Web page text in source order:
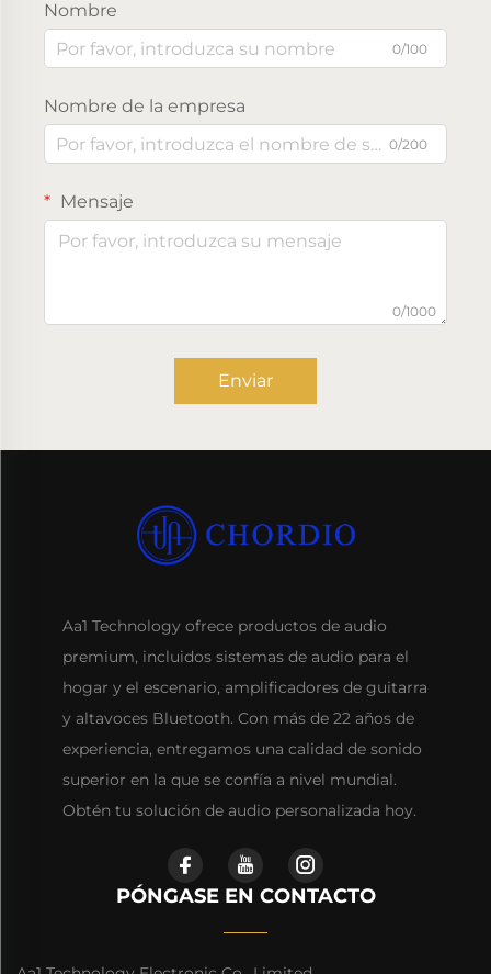
Nombre
0/100
Nombre de la empresa
0/200
Mensaje
0/1000
Enviar
Aa1 Technology ofrece productos de audio
premium, incluidos sistemas de audio para el
hogar y el escenario, amplificadores de guitarra
y altavoces Bluetooth. Con más de 22 años de
experiencia, entregamos una calidad de sonido
superior en la que se confía a nivel mundial.
Obtén tu solución de audio personalizada hoy.
PÓNGASE EN CONTACTO